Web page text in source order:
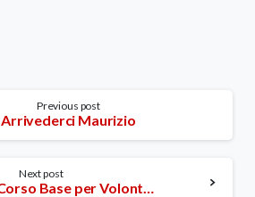
Previous post
Arrivederci Maurizio
Next post
Al via il 70° Corso Base per Volontari CRI